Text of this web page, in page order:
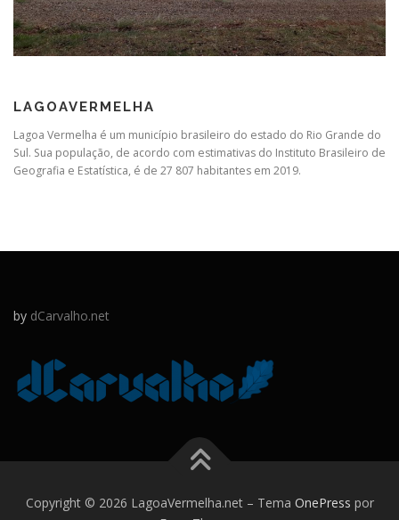
LAGOAVERMELHA
Lagoa Vermelha é um município brasileiro do estado do Rio Grande do
Sul. Sua população, de acordo com estimativas do Instituto Brasileiro de
Geografia e Estatística, é de 27 807 habitantes em 2019.
by dCarvalho.net
Copyright © 2026 LagoaVermelha.net – Tema OnePress por